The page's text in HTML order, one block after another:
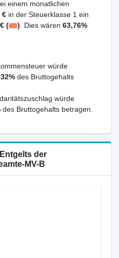
einem monatlichen
€ in der Steuerklasse 1 ein
( ) . Dies wären63,76%
würde
des Bruttogehalts
würde
des Bruttogehalts betragen.
der
MV-B